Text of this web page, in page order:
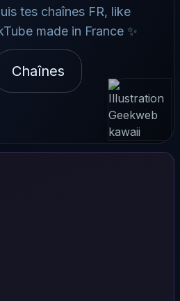
tes chaînes FR, like
made in France ✨
Chaînes